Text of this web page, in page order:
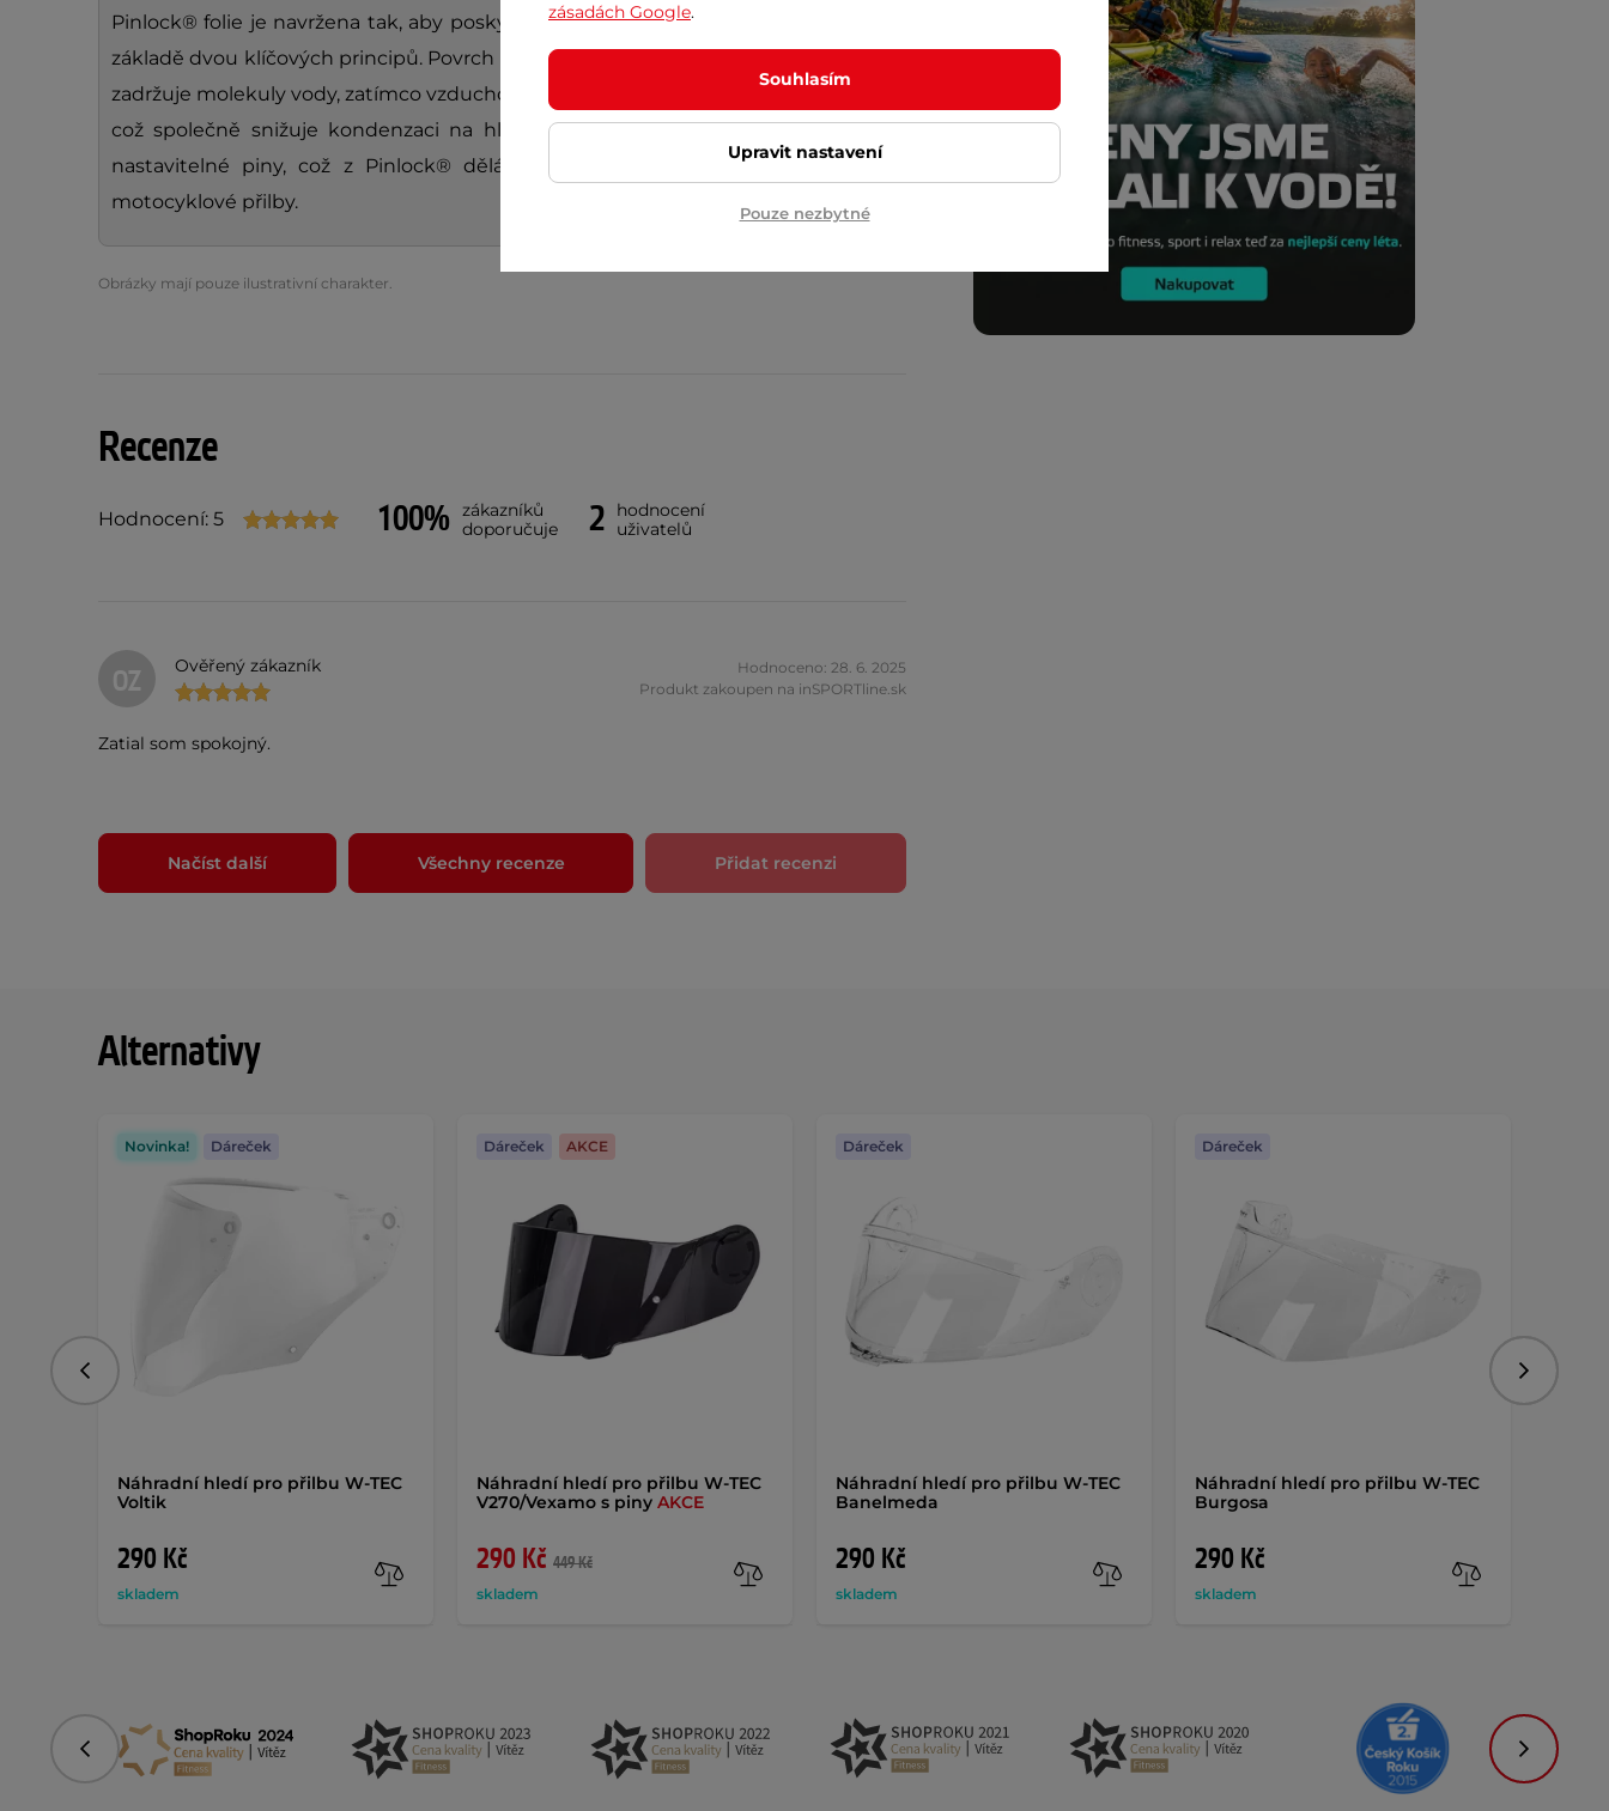
Alternativy
Náhradní hledí pro přilbu W-TEC
Voltik
290 Kč
skladem
Novinka! Dáreček
Náhradní hledí pro přilbu W-TEC
V270/Vexamo s piny AKCE
290 Kč 449 Kč
skladem
Dáreček AKCE
Náhradní hledí pro přilbu W-TEC
Banelmeda
290 Kč
skladem
Dáreček
Náhradní hledí pro přilbu W-TEC
Burgosa
290 Kč
skladem
Dáreček
Předchozí
Pinlock® folie je navržena tak, aby poskytovala jízdu bez zamlžování. Funguje na
základě dvou klíčových principů. Povrch fólie pohlcující vlhkost účinně přitahuje a
zadržuje molekuly vody, zatímco vzduchotěsné utěsnění vytváří tepelnou bariéru,
což společně snižuje kondenzaci na hledí. Celý systém je upevněn mezi dva
nastavitelné piny, což z Pinlock® dělá špičkové řešení proti zamlžování pro
motocyklové přilby.
Obrázky mají pouze ilustrativní charakter.
Recenze
Hodnocení: 5 100% zákazníků
doporučuje
2
hodnocení
uživatelů
OZ Ověřený zákazník
Hodnoceno: 28. 6. 2025
Produkt zakoupen na inSPORTline.sk
Zatial som spokojný.
Načíst další Všechny recenze Přidat recenzi
Předchozí
zásadách Google.
Souhlasím
Upravit nastavení
Pouze nezbytné